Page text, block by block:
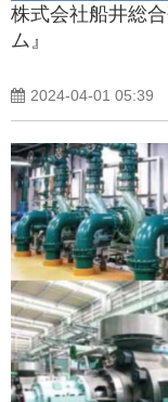
株式会社船井総
ム』
2024-04-01 05:39